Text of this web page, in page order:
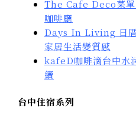
The Cafe Deco菜單
咖啡廳
Days In Living 日厝
家居生活變質感
kafeD咖啡滴台中水
續
台中住宿系列